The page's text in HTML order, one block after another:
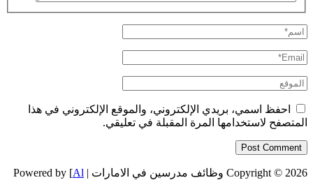
اسم*
Email*
الموقع
احفظ اسمي، بريدي الإلكتروني، والموقع الإلكتروني في هذا
المتصفح لاستخدامها المرة المقبلة في تعليقي.
Copyright © 2026 وظائف مدرسين في الامارات | Powered by [
Al